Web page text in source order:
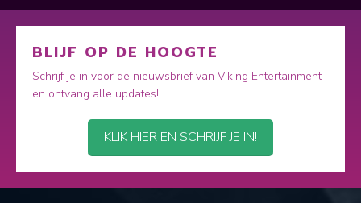
BLIJF OP DE HOOGTE
Schrijf je in voor de nieuwsbrief van Viking Entertainment
en ontvang alle updates!
KLIK HIER EN SCHRIJF JE IN!